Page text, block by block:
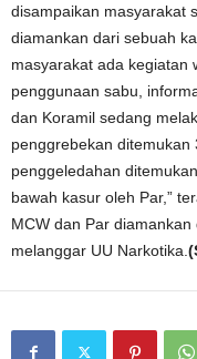
disampaikan masyarakat
diamankan dari sebuah
masyarakat ada kegiatan
penggunaan sabu,
dan Koramil sedang
penggrebekan
penggeledahan
bawah kasur oleh Par,”
MCW dan Par
melanggar UU Narkotika.